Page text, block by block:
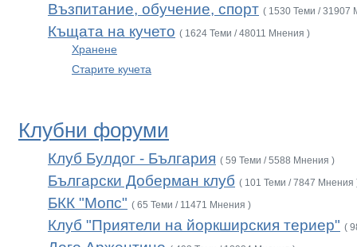
Възпитание, обучение, спорт ( 1530 Теми / 31907
Къщата на кучето ( 1624 Теми / 48011 Мнения )
Хранене
Старите кучета
Клубни форуми
Клуб Булдог - България ( 59 Теми / 5588 Мнения )
Български Доберман клуб ( 101 Теми / 7847 Мнения
БКК "Мопс" ( 65 Теми / 11471 Мнения )
Клуб "Приятели на йоркширския териер" (